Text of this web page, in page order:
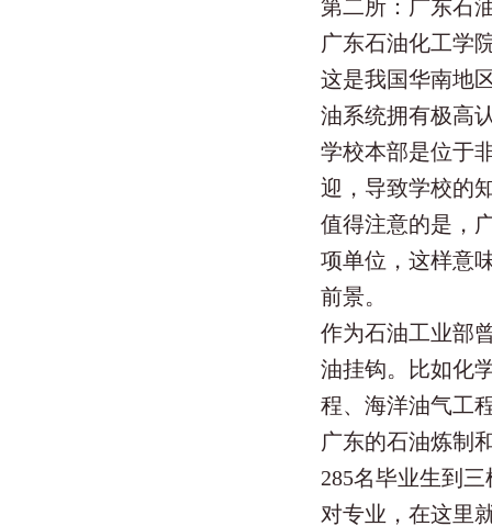
第二所：广东石
广东石油化工学
这是我国华南地
油系统拥有极高
学校本部是位于
迎，导致学校的
值得注意的是，
项单位，这样意
前景。
作为石油工业部
油挂钩。比如化
程、海洋油气工
广东的石油炼制
285名毕业生到
对专业，在这里